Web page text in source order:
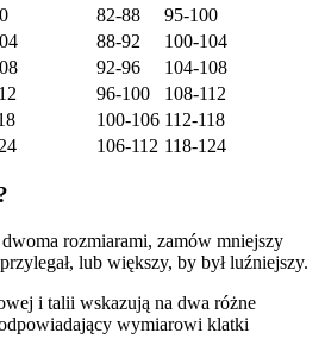
82-88
95-100
88-92
100-104
92-96
104-108
96-100
108-112
100-106 112-118
106-112 118-124
rozmiarami, zamów mniejszy
lub większy, by był luźniejszy.
i talii wskazują na dwa różne
wymiarowi klatki